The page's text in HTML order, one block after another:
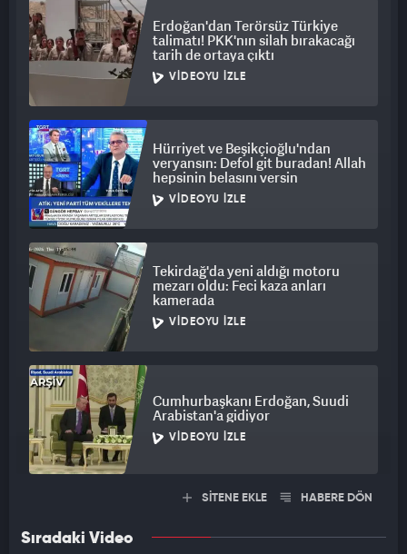
Erdoğan'dan Terörsüz Türkiye
talimatı! PKK'nın silah bırakacağı
tarih de ortaya çıktı
VIDEOYU İZLE
Hürriyet ve Beşikçioğlu'ndan
veryansın: Defol git buradan! Allah
hepsinin belasını versin
VIDEOYU İZLE
Tekirdağ'da yeni aldığı motoru
mezarı oldu: Feci kaza anları
kamerada
VIDEOYU İZLE
Cumhurbaşkanı Erdoğan, Suudi
Arabistan'a gidiyor
VIDEOYU İZLE
SİTENE EKLE HABERE DÖN
Sıradaki Video